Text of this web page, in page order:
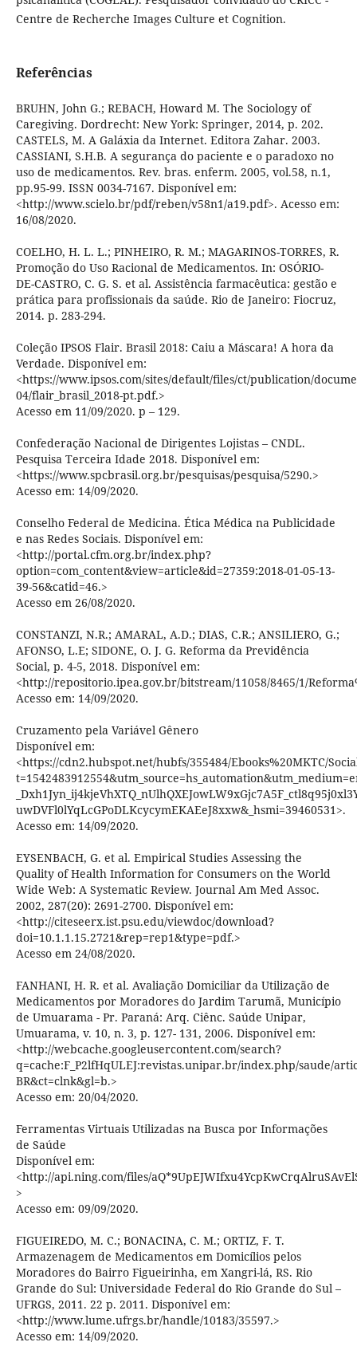
Centre de Recherche Images Culture et Cognition.
Referências
BRUHN, John G.; REBACH, Howard M. The Sociology of
Caregiving. Dordrecht: New York: Springer, 2014, p. 202.
CASTELS, M. A Galáxia da Internet. Editora Zahar. 2003.
CASSIANI, S.H.B. A segurança do paciente e o paradoxo no
uso de medicamentos. Rev. bras. enferm. 2005, vol.58, n.1,
pp.95-99. ISSN 0034-7167. Disponível em:
<http://www.scielo.br/pdf/reben/v58n1/a19.pdf>. Acesso em:
16/08/2020.
COELHO, H. L. L.; PINHEIRO, R. M.; MAGARINOS-TORRES, R.
Promoção do Uso Racional de Medicamentos. In: OSÓRIO-
DE-CASTRO, C. G. S. et al. Assistência farmacêutica: gestão e
prática para profissionais da saúde. Rio de Janeiro: Fiocruz,
2014. p. 283-294.
Coleção IPSOS Flair. Brasil 2018: Caiu a Máscara! A hora da
Verdade. Disponível em:
<https://www.ipsos.com/sites/default/files/ct/publication/
04/flair_brasil_2018-pt.pdf.>
Acesso em 11/09/2020. p – 129.
Confederação Nacional de Dirigentes Lojistas – CNDL.
Pesquisa Terceira Idade 2018. Disponível em:
<https://www.spcbrasil.org.br/pesquisas/pesquisa/5290.>
Acesso em: 14/09/2020.
Conselho Federal de Medicina. Ética Médica na Publicidade
e nas Redes Sociais. Disponível em:
<http://portal.cfm.org.br/index.php?
option=com_content&view=article&id=27359:2018-01-05-13-
39-56&catid=46.>
Acesso em 26/08/2020.
CONSTANZI, N.R.; AMARAL, A.D.; DIAS, C.R.; ANSILIERO, G.;
AFONSO, L.E; SIDONE, O. J. G. Reforma da Previdência
Social, p. 4-5, 2018. Disponível em:
<http://repositorio.ipea.gov.br/bitstream/11058/8465/1/
Acesso em: 14/09/2020.
Cruzamento pela Variável Gênero
Disponível em:
<https://cdn2.hubspot.net/hubfs/355484/Ebooks%20MKTC/
uwDVFl0lYqLcGPoDLKcycymEKAEeJ8xxw&_hsmi=39460531>.
Acesso em: 14/09/2020.
EYSENBACH, G. et al. Empirical Studies Assessing the
Quality of Health Information for Consumers on the World
Wide Web: A Systematic Review. Journal Am Med Assoc.
2002, 287(20): 2691-2700. Disponível em:
<http://citeseerx.ist.psu.edu/viewdoc/download?
doi=10.1.1.15.2721&rep=rep1&type=pdf.>
Acesso em 24/08/2020.
FANHANI, H. R. et al. Avaliação Domiciliar da Utilização de
Medicamentos por Moradores do Jardim Tarumã, Município
de Umuarama - Pr. Paraná: Arq. Ciênc. Saúde Unipar,
Umuarama, v. 10, n. 3, p. 127- 131, 2006. Disponível em:
<http://webcache.googleusercontent.com/search?
q=cache:F_P2lfHqULEJ:revistas.unipar.br/index.php/saude/
BR&ct=clnk&gl=b.>
Acesso em: 20/04/2020.
Ferramentas Virtuais Utilizadas na Busca por Informações
de Saúde
Disponível em:
<http://api.ning.com/files/
>
Acesso em: 09/09/2020.
FIGUEIREDO, M. C.; BONACINA, C. M.; ORTIZ, F. T.
Armazenagem de Medicamentos em Domicílios pelos
Moradores do Bairro Figueirinha, em Xangri-lá, RS. Rio
Grande do Sul: Universidade Federal do Rio Grande do Sul –
UFRGS, 2011. 22 p. 2011. Disponível em:
<http://www.lume.ufrgs.br/handle/10183/35597.>
Acesso em: 14/09/2020.